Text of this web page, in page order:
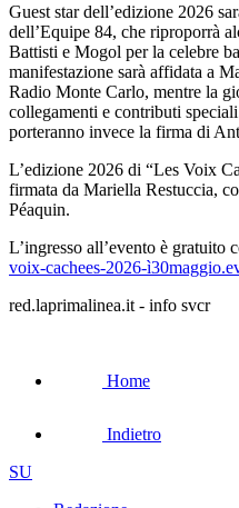
Guest star dell’edizione 2026
dell’Equipe 84, che riproporrà
Battisti e Mogol per la celebre
manifestazione sarà affidata a
Radio Monte Carlo, mentre la
collegamenti e contributi
porteranno invece la firma di
L’edizione 2026 di “Les Voix
firmata da Mariella Restuccia,
Péaquin.
L’ingresso all’evento è gratuito
voix-cachees-2026-
red.laprimalinea.it - info svcr
Home
Indietro
SU